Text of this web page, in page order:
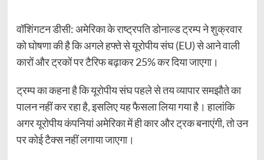
वॉशिंगटन डीसी: अमेरिका के राष्ट्रपति डोनाल्ड ट्रम्प ने शुक्रवार
को घोषणा की है कि अगले हफ्ते से यूरोपीय संघ (EU) से आने वाली
कारों और ट्रकों पर टैरिफ बढ़ाकर 25% कर दिया जाएगा।
ट्रम्प का कहना है कि यूरोपीय संघ पहले से तय व्यापार समझौते का
पालन नहीं कर रहा है, इसलिए यह फैसला लिया गया है। हालांकि
अगर यूरोपीय कंपनियां अमेरिका में ही कार और ट्रक बनाएंगी, तो उन
पर कोई टैक्स नहीं लगाया जाएगा।